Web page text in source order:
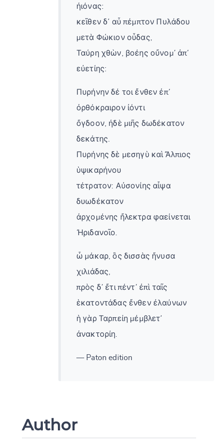
ἠιόνας:
κεῖθεν δ᾽ αὖ πέμπτον Πυλάδου
μετὰ Φώκιον οὖδας,
Ταύρη χθὼν, βοέης οὔνομ᾽ ἀπ᾽
εὐετίης:
Πυρήνην δέ τοι ἔνθεν ἐπ᾽
ὀρθόκραιρον ἰόντι
ὄγδοον, ἠδὲ μιῆς δωδέκατον
δεκάτης.
Πυρήνης δὲ μεσηγὺ καὶ Ἄλπιος
ὑψικαρήνου
τέτρατον: Αὐσονίης αἶψα
δυωδέκατον
ἀρχομένης ἤλεκτρα φαείνεται
Ἠριδανοῖο.
ὦ μάκαρ, ὃς δισσὰς ἤνυσα
χιλιάδας,
πρὸς δ᾽ ἔτι πέντ᾽ ἐπὶ ταῖς
ἑκατοντάδας ἔνθεν ἐλαύνων
ἡ γὰρ Ταρπείη μέμβλετ᾽
ἀνακτορίη.
— Paton edition
Author